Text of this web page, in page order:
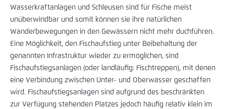
Wasserkraftanlagen und Schleusen sind für Fische meist
unüberwindbar und somit können sie ihre natürlichen
Wanderbewegungen in den Gewässern nicht mehr duchführen.
Eine Möglichkeit, den Fischaufstieg unter Beibehaltung der
genannten Infrastruktur wieder zu ermöglichen, sind
Fischaufstiegsanlagen (oder landläufig: Fischtreppen), mit denen
eine Verbindung zwischen Unter- und Oberwasser geschaffen
wird. Fischaufstiegsanlagen sind aufgrund des beschränkten
zur Verfügung stehenden Platzes jedoch häufig relativ klein im